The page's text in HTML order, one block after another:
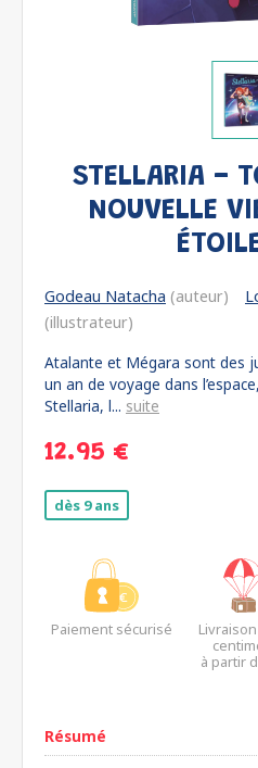
STELLARIA -
NOUVELLE
Godeau Natacha (auteur)
(illustrateur)
Atalante et Mégara sont des
un an de voyage dans
Stellaria, l... suite
12.95 €
dès 9 ans
Paiement sécurisé
à partir
Résumé